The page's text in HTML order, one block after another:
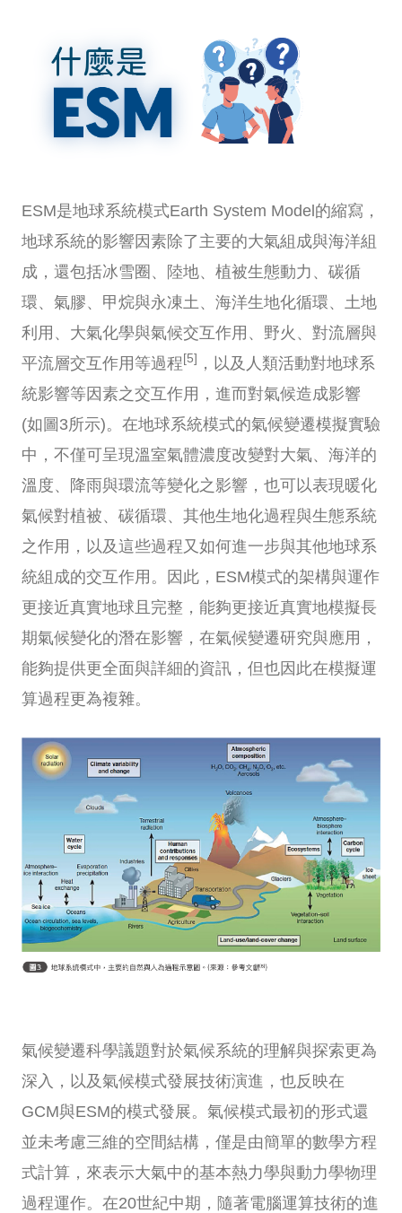
ESM是地球系統模式Earth System Model的縮寫，
地球系統的影響因素除了主要的大氣組成與海洋組
成，還包括冰雪圈、陸地、植被生態動力、碳循
環、氣膠、甲烷與永凍土、海洋生地化循環、土地
利用、大氣化學與氣候交互作用、野火、對流層與
平流層交互作用等過程[5] ，以及人類活動對地球系
統影響等因素之交互作用，進而對氣候造成影響
(如圖3所示)。在地球系統模式的氣候變遷模擬實驗
中，不僅可呈現溫室氣體濃度改變對大氣、海洋的
溫度、降雨與環流等變化之影響，也可以表現暖化
氣候對植被、碳循環、其他生地化過程與生態系統
之作用，以及這些過程又如何進一步與其他地球系
統組成的交互作用。因此，ESM模式的架構與運作
更接近真實地球且完整，能夠更接近真實地模擬長
期氣候變化的潛在影響，在氣候變遷研究與應用，
能夠提供更全面與詳細的資訊，但也因此在模擬運
算過程更為複雜。
氣候變遷科學議題對於氣候系統的理解與探索更為
深入，以及氣候模式發展技術演進，也反映在
GCM與ESM的模式發展。氣候模式最初的形式還
並未考慮三維的空間結構，僅是由簡單的數學方程
式計算，來表示大氣中的基本熱力學與動力學物理
過程運作。在20世紀中期，隨著電腦運算技術的進